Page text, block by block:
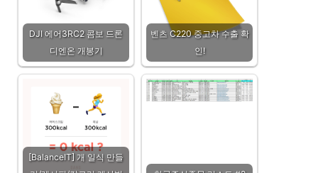
DJI 에어3RC2 콤보 드론
디엔온 개봉기
벤츠 C220 중고차 수출 확
인!
[BalanceIT] 개 일식 만들